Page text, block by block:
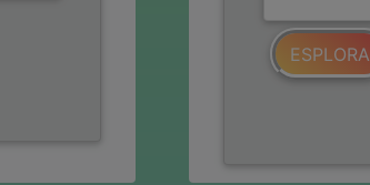
ESPLORA